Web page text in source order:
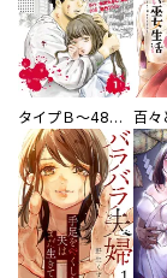
タイプＢ～48時間後、致死率100％～【単話】